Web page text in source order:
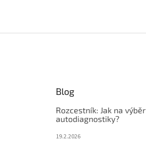
Blog
Rozcestník: Jak na výběr
autodiagnostiky?
19.2.2026